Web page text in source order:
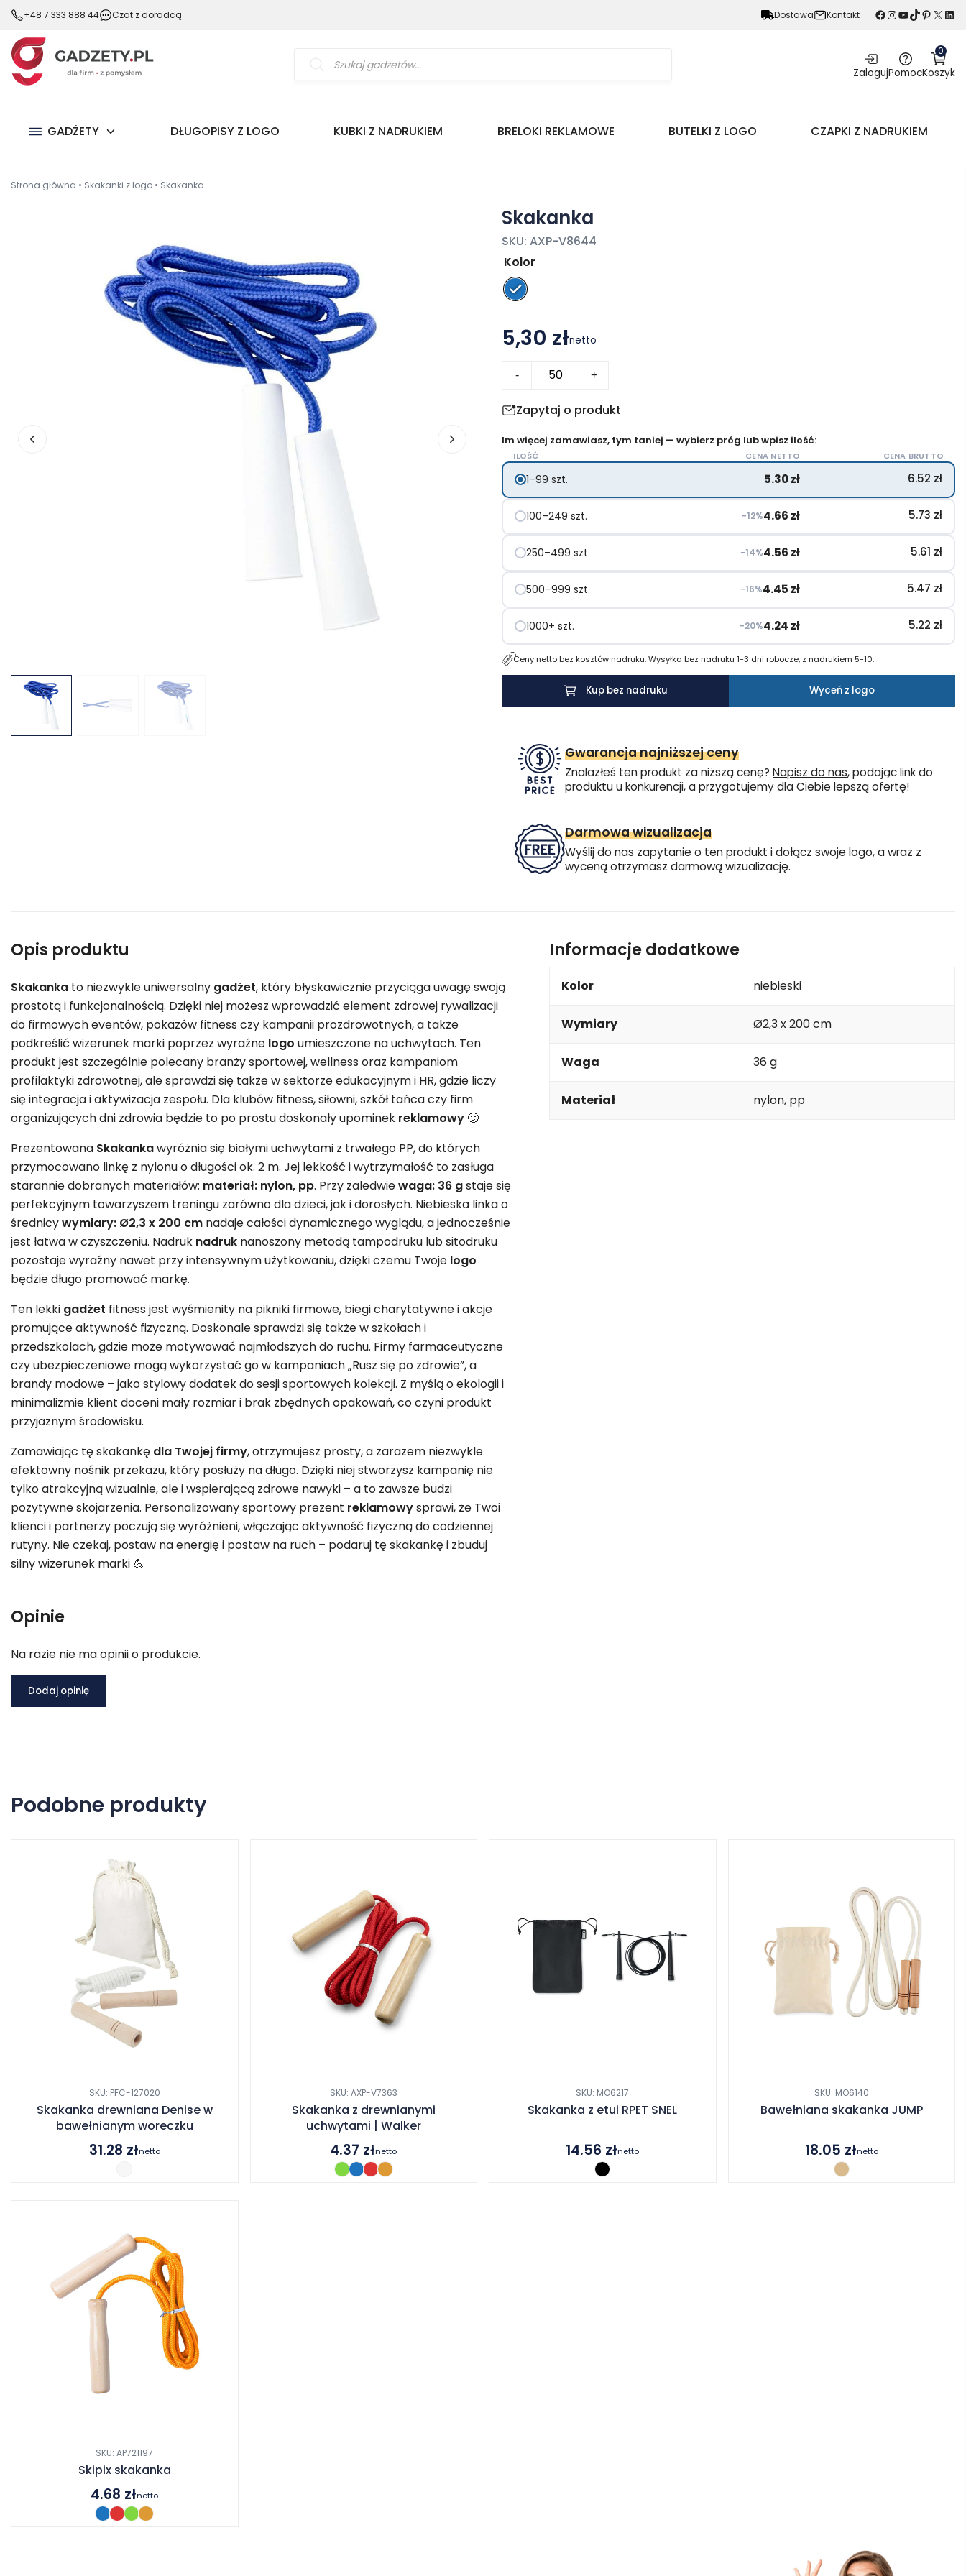
+48 7 333 888 44 Czat z doradcą Dostawa Kontakt Facebook InstagramYouTube TikTok Pinterest X LinkedIn
produktów ZalogujPomoc
0
Koszyk
GADŻETY DŁUGOPISY Z LOGO KUBKI Z NADRUKIEM BRELOKI REKLAMOWE BUTELKI Z LOGO CZAPKI Z NADRUKIEM
Strona główna • Skakanki z logo • Skakanka
Skakanka
SKU:AXP-V8644
Kolor
5,30 złnetto
- +
Zapytaj o produkt
Im więcej zamawiasz, tym taniej — wybierz próg lub wpisz ilość:
ILOŚĆ CENA NETTO CENA BRUTTO
1–99 szt. 5.30zł 6.52 zł
100–249 szt. −12%4.66 zł 5.73 zł
250–499 szt. −14%4.56 zł 5.61 zł
500–999 szt. −16%4.45 zł 5.47 zł
1000+ szt. −20%4.24 zł 5.22 zł
Ceny netto bez kosztów nadruku. Wysyłka bez nadruku 1-3 dni robocze, z nadrukiem 5-10.
Kup bez nadruku Wyceń z logo
Gwarancja najniższej ceny
Znalazłeś ten produkt za niższą cenę?Napisz do nas, podając link do
produktu u konkurencji, a przygotujemy dla Ciebie lepszą ofertę!
Darmowa wizualizacja
Wyślij do nas zapytanie o ten produkt i dołącz swoje logo, a wraz z
wyceną otrzymasz darmową wizualizację.
Opis produktu
Skakanka to niezwykle uniwersalny gadżet, który błyskawicznie przyciąga uwagę swoją
prostotą i funkcjonalnością. Dzięki niej możesz wprowadzić element zdrowej rywalizacji
do firmowych eventów, pokazów fitness czy kampanii prozdrowotnych, a także
podkreślić wizerunek marki poprzez wyraźne logo umieszczone na uchwytach. Ten
produkt jest szczególnie polecany branży sportowej, wellness oraz kampaniom
profilaktyki zdrowotnej, ale sprawdzi się także w sektorze edukacyjnym i HR, gdzie liczy
się integracja i aktywizacja zespołu. Dla klubów fitness, siłowni, szkół tańca czy firm
organizujących dni zdrowia będzie to po prostu doskonały upominek reklamowy 🙂
Prezentowana Skakankawyróżnia się białymi uchwytami z trwałego PP, do których
przymocowano linkę z nylonu o długości ok. 2 m. Jej lekkość i wytrzymałość to zasługa
starannie dobranych materiałów: materiał: nylon, pp. Przy zaledwiewaga: 36 gstaje się
perfekcyjnym towarzyszem treningu zarówno dla dzieci, jak i dorosłych. Niebieska linka o
średnicywymiary: Ø2,3 x 200 cm nadaje całości dynamicznego wyglądu, a jednocześnie
jest łatwa w czyszczeniu. Nadruk nadruk nanoszony metodą tampodruku lub sitodruku
pozostaje wyraźny nawet przy intensywnym użytkowaniu, dzięki czemu Twoje logo
będzie długo promować markę.
Ten lekki gadżet fitness jest wyśmienity na pikniki firmowe, biegi charytatywne i akcje
promujące aktywność fizyczną. Doskonale sprawdzi się także w szkołach i
przedszkolach, gdzie może motywować najmłodszych do ruchu. Firmy farmaceutyczne
czy ubezpieczeniowe mogą wykorzystać go w kampaniach „Rusz się po zdrowie”, a
brandy modowe – jako stylowy dodatek do sesji sportowych kolekcji. Z myślą o ekologii i
minimalizmie klient doceni mały rozmiar i brak zbędnych opakowań, co czyni produkt
przyjaznym środowisku.
Zamawiając tę skakankę dla Twojej firmy, otrzymujesz prosty, a zarazem niezwykle
efektowny nośnik przekazu, który posłuży na długo. Dzięki niej stworzysz kampanię nie
tylko atrakcyjną wizualnie, ale i wspierającą zdrowe nawyki – a to zawsze budzi
pozytywne skojarzenia. Personalizowany sportowy prezent reklamowysprawi, że Twoi
klienci i partnerzy poczują się wyróżnieni, włączając aktywność fizyczną do codziennej
rutyny. Nie czekaj, postaw na energię i postaw na ruch – podaruj tę skakankę i zbuduj
silny wizerunek marki 💪
Informacje dodatkowe
Kolor niebieski
Wymiary Ø2,3 x 200 cm
Waga 36 g
Materiał nylon, pp
Opinie
Na razie nie ma opinii o produkcie.
Dodaj opinię
Podobne produkty
SKU: PFC-127020
Skakanka drewniana Denise w
bawełnianym woreczku
31.28 złnetto
SKU: AXP-V7363
Skakanka z drewnianymi
uchwytami | Walker
4.37 złnetto
SKU: MO6217
Skakanka z etui RPET SNEL
14.56 złnetto
SKU: MO6140
Bawełniana skakanka JUMP
18.05 złnetto
SKU: AP721197
Skipix skakanka
4.68 złnetto